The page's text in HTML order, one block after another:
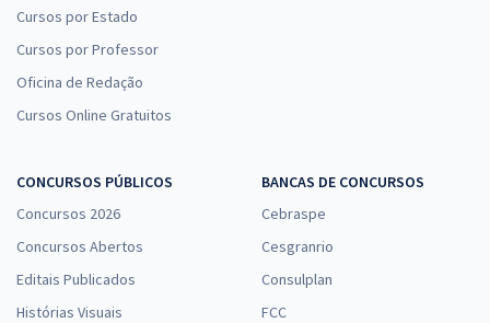
IMBEL - Indústria de Material Bélico do Brasil - Conhecimentos
R$13,99
Economize R$ 41,98 (-20%)
Comprar
Cursos por Estado
Cursos por Professor
Oficina de Redação
Cursos Online Gratuitos
CONCURSOS PÚBLICOS
Concursos 2026
Concursos Abertos
Editais Publicados
Histórias Visuais
BANCAS DE CONCURSOS
Cebraspe
Cesgranrio
Consulplan
FCC